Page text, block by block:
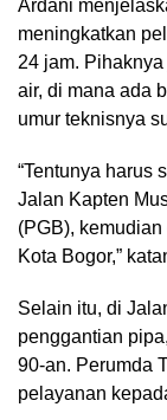
Ardani
meningkatkan
24 jam.
air, di mana ada
umur teknisnya
“Tentunya harus
Jalan Kapten
(PGB),
Kota Bogor,”
Selain itu, di
penggantian
90-an. Perumda
pelayanan